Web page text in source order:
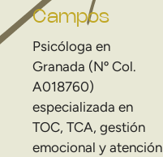
Campos
Psicóloga en
Granada (Nº Col.
A018760)
especializada en
TOC, TCA, gestión
emocional y atención